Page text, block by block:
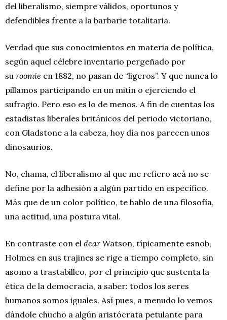
del liberalismo, siempre válidos, oportunos y
defendibles frente a la barbarie totalitaria.
Verdad que sus conocimientos en materia de política,
según aquel célebre inventario pergeñado por
su roomie en 1882, no pasan de “ligeros”. Y que nunca lo
pillamos participando en un mitin o ejerciendo el
sufragio. Pero eso es lo de menos. A fin de cuentas los
estadistas liberales británicos del periodo victoriano,
con Gladstone a la cabeza, hoy día nos parecen unos
dinosaurios.
No, chama, el liberalismo al que me refiero acá no se
define por la adhesión a algún partido en específico.
Más que de un color político, te hablo de una filosofía,
una actitud, una postura vital.
En contraste con el dearWatson, típicamente esnob,
Holmes en sus trajines se rige a tiempo completo, sin
asomo a trastabilleo, por el principio que sustenta la
ética de la democracia, a saber: todos los seres
humanos somos iguales. Así pues, a menudo lo vemos
dándole chucho a algún aristócrata petulante para